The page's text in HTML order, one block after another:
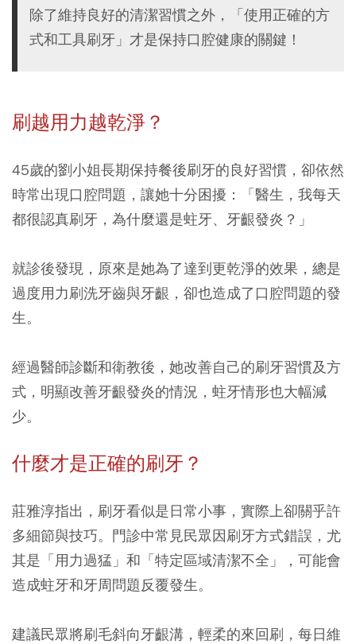
除了維持良好的清潔習慣之外，「使用正確的方
式和工具刷牙」才是保持口腔健康的關鍵！
刷越用力越乾淨？
45歲的劉小姐長期保持餐後刷牙的良好習慣，卻依然
時常出現口腔問題，讓她十分困擾：「醫生，我每天
都很認真刷牙，為什麼還是蛀牙、牙齦發炎？」
就診後發現，原來是她為了達到更乾淨的效果，總是
過度用力刷洗牙齒與牙齦，卻也造成了口腔問題的發
生。
經過醫師診斷和衛教後，她改善自己的刷牙習慣及方
式，明顯改善牙齦發炎的情況，蛀牙情形也大幅減
少。
什麼才是正確的刷牙？
莊雅淳指出，刷牙看似是日常小事，實際上卻關乎許
多細節與技巧。門診中常見民眾因刷牙方式錯誤，尤
其是 「用力過猛」 和 「特定區域清潔不全」， 可能會
造成蛀牙和牙周問題反覆發生。
建議民眾將刷毛斜向牙齦溝，輕柔的來回刷，每日維